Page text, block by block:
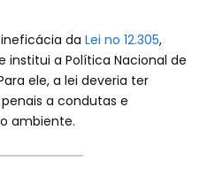
da Lei no 12.305,
institui a Política Nacional de
ele, a lei deveria ter
a condutas e
ambiente.